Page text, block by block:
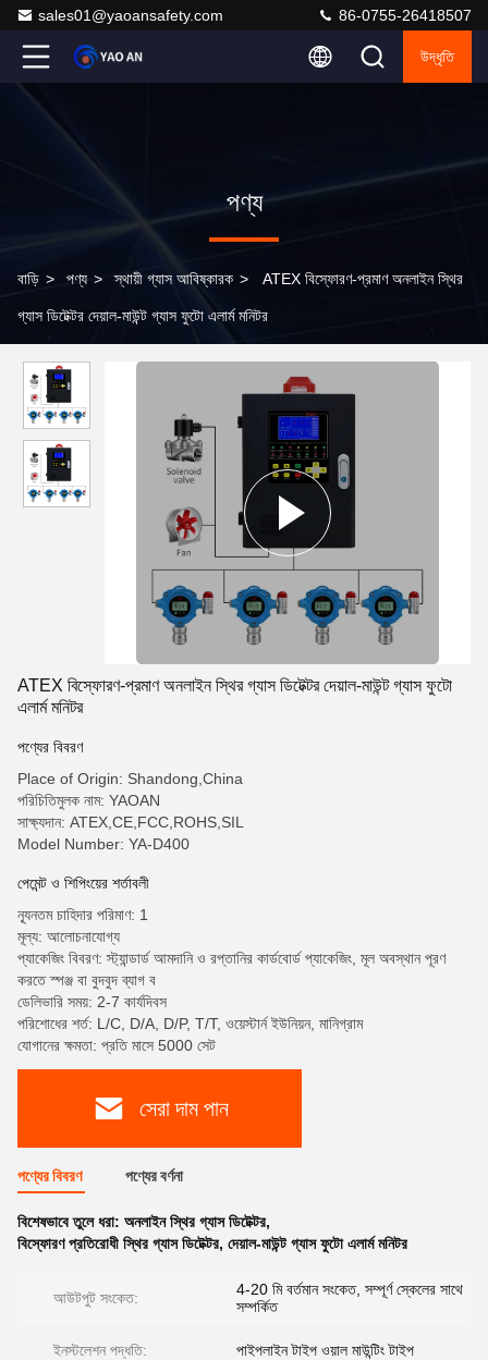
sales01@yaoansafety.com 86-0755-26418507
উদ্ধৃতি
পণ্য
বাড়ি > পণ্য > স্থায়ী গ্যাস আবিষ্কারক > ATEX বিস্ফোরণ-প্রমাণ অনলাইন স্থির
গ্যাস ডিটেক্টর দেয়াল-মাউন্ট গ্যাস ফুটো এলার্ম মনিটর
ATEX বিস্ফোরণ-প্রমাণ অনলাইন স্থির গ্যাস ডিটেক্টর দেয়াল-মাউন্ট গ্যাস ফুটো
এলার্ম মনিটর
পণ্যের বিবরণ
Place of Origin: Shandong,China
পরিচিতিমুলক নাম: YAOAN
সাক্ষ্যদান: ATEX,CE,FCC,ROHS,SIL
Model Number: YA-D400
পেমেন্ট ও শিপিংয়ের শর্তাবলী
ন্যূনতম চাহিদার পরিমাণ: 1
মূল্য: আলোচনাযোগ্য
প্যাকেজিং বিবরণ: স্ট্যান্ডার্ড আমদানি ও রপ্তানির কার্ডবোর্ড প্যাকেজিং, মূল অবস্থান পূরণ
করতে স্পঞ্জ বা বুদবুদ ব্যাগ ব
ডেলিভারি সময়: 2-7 কার্যদিবস
পরিশোধের শর্ত: L/C, D/A, D/P, T/T, ওয়েস্টার্ন ইউনিয়ন, মানিগ্রাম
যোগানের ক্ষমতা: প্রতি মাসে 5000 সেট
সেরা দাম পান
পণ্যের বিবরণ পণ্যের বর্ণনা
বিশেষভাবে তুলে ধরা: অনলাইন স্থির গ্যাস ডিটেক্টর,
বিস্ফোরণ প্রতিরোধী স্থির গ্যাস ডিটেক্টর, দেয়াল-মাউন্ট গ্যাস ফুটো এলার্ম মনিটর
আউটপুট সংকেত:
4-20 মি বর্তমান সংকেত, সম্পূর্ণ স্কেলের সাথে
সম্পর্কিত
ইনস্টলেশন পদ্ধতি: পাইপলাইন টাইপ ওয়াল মাউন্টিং টাইপ